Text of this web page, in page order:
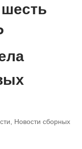
Новости сборных